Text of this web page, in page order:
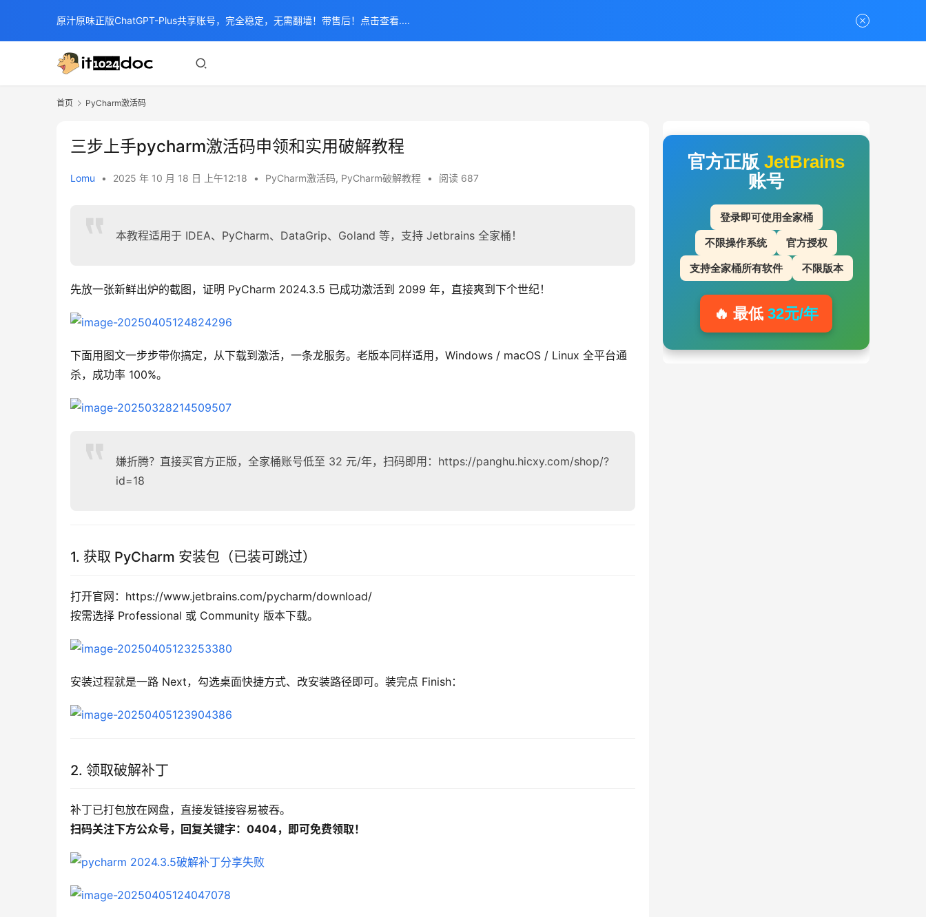
首页 PyCharm激活码
三步上手pycharm激活码申领和实用破解教程
Lomu • 2025 年 10 月 18 日 上午12:18 • PyCharm激活码, PyCharm破解教程 • 阅读 687
本教程适用于 IDEA、PyCharm、DataGrip、Goland 等，支持 Jetbrains 全家桶！
先放一张新鲜出炉的截图，证明 PyCharm 2024.3.5 已成功激活到 2099 年，直接爽到下个世纪！
下面用图文一步步带你搞定，从下载到激活，一条龙服务。老版本同样适用，Windows / macOS / Linux 全平台通
杀，成功率 100%。
嫌折腾？直接买官方正版，全家桶账号低至 32 元/年，扫码即用：https://panghu.hicxy.com/shop/?
id=18
1. 获取 PyCharm 安装包（已装可跳过）
打开官网：https://www.jetbrains.com/pycharm/download/
按需选择 Professional 或 Community 版本下载。
安装过程就是一路 Next，勾选桌面快捷方式、改安装路径即可。装完点 Finish：
2. 领取破解补丁
补丁已打包放在网盘，直接发链接容易被吞。
扫码关注下方公众号，回复关键字：0404，即可免费领取！
官方正版 JetBrains
账号
登录即可使用全家桶
不限操作系统 官方授权
支持全家桶所有软件 不限版本
🔥 最低 32元/年
原汁原味正版ChatGPT-Plus共享账号，完全稳定，无需翻墙！带售后！点击查看....